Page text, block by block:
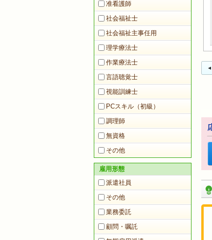
准看護師
社会福祉士
社会福祉主事任用
理学療法士
作業療法士
言語聴覚士
視能訓練士
PCスキル（初級）
調理師
無資格
その他
雇用形態
派遣社員
その他
業務委託
顧問・嘱託